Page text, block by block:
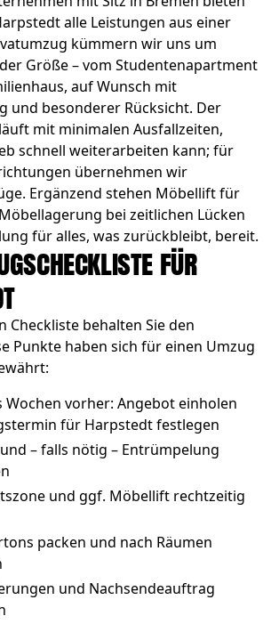
alle Leistungen aus einer
kümmern wir uns um
Größe – vom Studentenapartment
auf Wunsch mit
und besonderer Rücksicht. Der
läuft mit minimalen Ausfallzeiten,
schnell weiterarbeiten kann; für
übernehmen wir
. Ergänzend stehen Möbelliftfür
Möbellagerung bei zeitlichen Lücken
für alles, was zurückbleibt, bereit.
für
Checkliste behalten Sie den
Punkte haben sich für einen Umzug
Wochen vorher: Angebot einholen
für Harpstedt festlegen
– falls nötig – Entrümpelung
und ggf. Möbellift rechtzeitig
packen und nach Räumen
und Nachsendeauftrag